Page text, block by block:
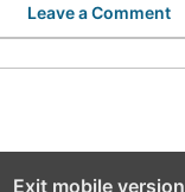
Leave a Comment
Exit mobile version